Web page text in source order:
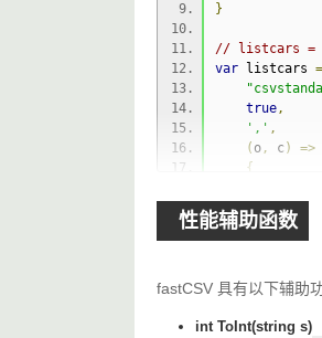
}
// listcars =
var listcars =
true,
',' ,
( o , c ) =>
{
o.Make
o.Model
//
});
性能辅助函数
fastCSV 具有以下辅助功
int ToInt(string s)